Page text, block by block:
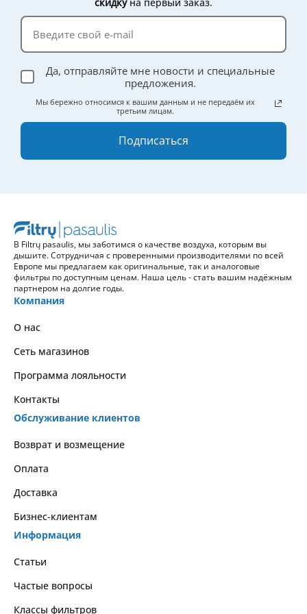
Да, отправляйте мне новости и специальные
предложения.
Мы бережно относимся к вашим данным и не передаём их
третьим лицам.
Подписаться
В Filtrų pasaulis, мы заботимся о качестве воздуха, которым вы
дышите. Сотрудничая с проверенными производителями по всей
Европе мы предлагаем как оригинальные, так и аналоговые
фильтры по доступным ценам. Наша цель - стать вашим надёжным
партнером на долгие годы.
Компания
О нас
Сеть магазинов
Программа лояльности
Контакты
Обслуживание клиентов
Возврат и возмещение
Оплата
Доставка
Бизнес-клиентам
Информация
Статьи
Частые вопросы
Классы фильтров